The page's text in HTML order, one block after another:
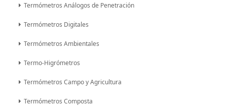
Termómetros Análogos de Penetración
Termómetros Digitales
Termómetros Ambientales
Termo-Higrómetros
Termómetros Campo y Agricultura
Termómetros Composta